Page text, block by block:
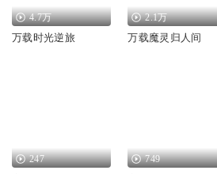
4.7万
万载时光逆旅
2.1万
万载魔灵归人间
247 749